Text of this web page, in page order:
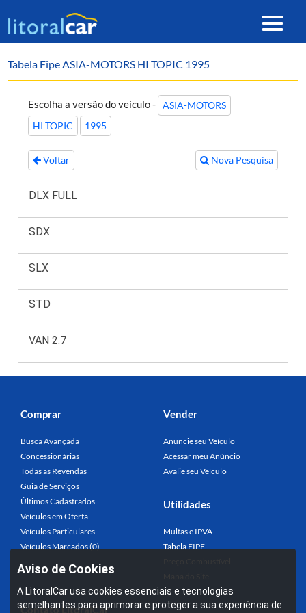
Toggle
Tabela Fipe ASIA-MOTORS HI TOPIC 1995
Escolha a versão do veículo -
ASIA-MOTORS
HI TOPIC
1995
Voltar Nova Pesquisa
DLX FULL
SDX
SLX
STD
VAN 2.7
Comprar
Busca Avançada
Concessionárias
Todas as Revendas
Guia de Serviços
Últimos Cadastrados
Veículos em Oferta
Veículos Particulares
Veículos Marcados (0)
Vender
Anuncie seu Veículo
Acessar meu Anúncio
Avalie seu Veículo
Utilidades
Multas e IPVA
Tabela FIPE
Contato LitoralCar
Aviso de Cookies
A LitoralCar usa cookies essenciais e tecnologias
semelhantes para aprimorar e proteger a sua experiência de